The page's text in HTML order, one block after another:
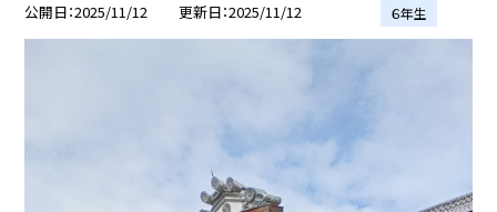
公開日 2025/11/12 更新日 2025/11/12 ６年生